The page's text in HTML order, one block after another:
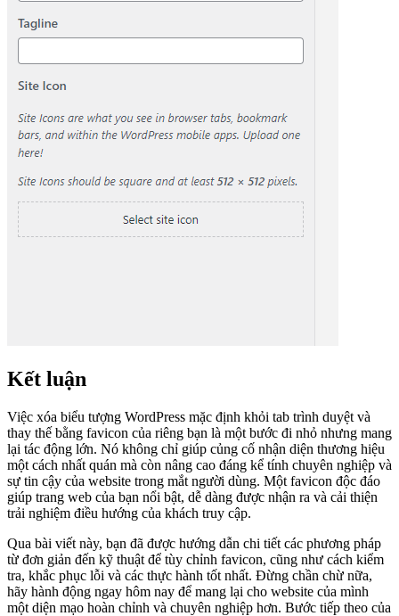
Kết luận
Việc xóa biểu tượng WordPress mặc định khỏi tab trình duyệt và
thay thế bằng favicon của riêng bạn là một bước đi nhỏ nhưng mang
lại tác động lớn. Nó không chỉ giúp củng cố nhận diện thương hiệu
một cách nhất quán mà còn nâng cao đáng kể tính chuyên nghiệp và
sự tin cậy của website trong mắt người dùng. Một favicon độc đáo
giúp trang web của bạn nổi bật, dễ dàng được nhận ra và cải thiện
trải nghiệm điều hướng của khách truy cập.
Qua bài viết này, bạn đã được hướng dẫn chi tiết các phương pháp
từ đơn giản đến kỹ thuật để tùy chỉnh favicon, cũng như cách kiểm
tra, khắc phục lỗi và các thực hành tốt nhất. Đừng chần chừ nữa,
hãy hành động ngay hôm nay để mang lại cho website của mình
một diện mạo hoàn chỉnh và chuyên nghiệp hơn. Bước tiếp theo của